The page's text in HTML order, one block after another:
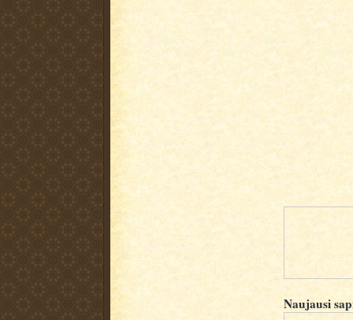
Naujausi